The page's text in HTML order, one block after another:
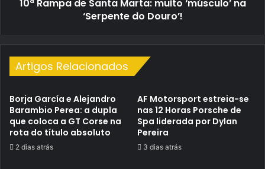
10ª Rampa de Santa Marta: muito ‘músculo’ na
‘Serpente do Douro’!
Artigos Relacionados
Borja García e Alejandro
Barambio Perea: a dupla
que coloca a GT Corse na
rota do título absoluto
2 dias atrás
AF Motorsport estreia-se
nas 12 Horas Porsche de
Spa liderada por Dylan
Pereira
3 dias atrás